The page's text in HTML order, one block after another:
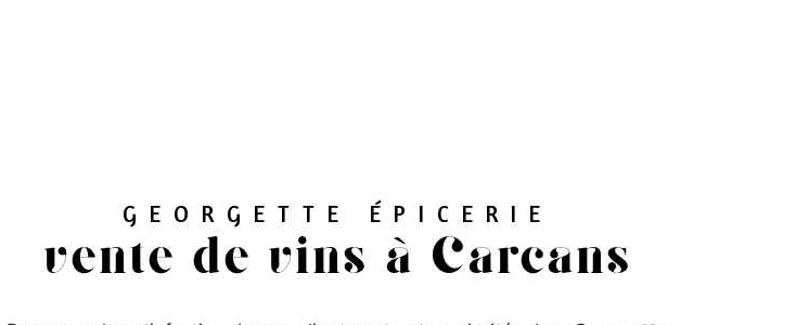
GEORGETTE ÉPICERIE
vente de vins à Carcans